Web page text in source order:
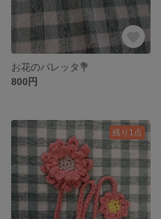
お花のバレッタ💐
800円
残り1点